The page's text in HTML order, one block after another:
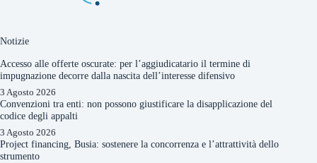
Notizie
Accesso alle offerte oscurate: per l’aggiudicatario il termine di
impugnazione decorre dalla nascita dell’interesse difensivo
3 Agosto 2026
Convenzioni tra enti: non possono giustificare la disapplicazione del
codice degli appalti
3 Agosto 2026
Project financing, Busia: sostenere la concorrenza e l’attrattività dello
strumento